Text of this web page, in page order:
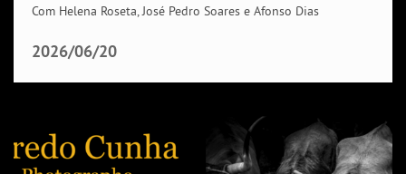
Com Helena Roseta, José Pedro Soares e Afonso Dias
2026/06/20